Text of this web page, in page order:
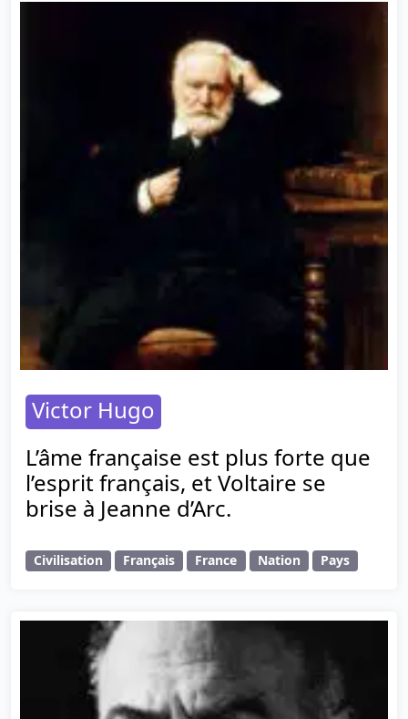
Victor Hugo
L’âme française est plus forte que
l’esprit français, et Voltaire se
brise à Jeanne d’Arc.
Civilisation Français France Nation Pays